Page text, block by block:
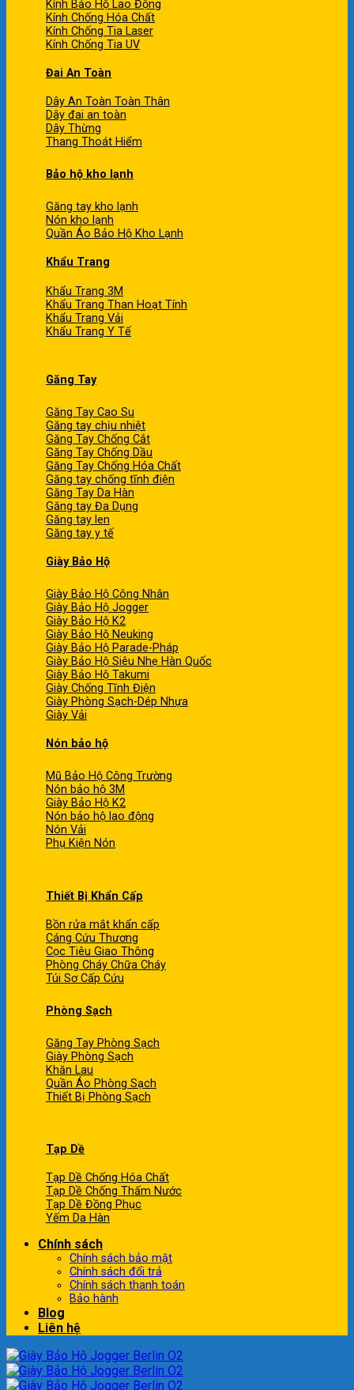
Kính Bảo Hộ Lao Động
Kính Chống Hóa Chất
Kính Chống Tia Laser
Kính Chống Tia UV
Đai An Toàn
Dây An Toàn Toàn Thân
Dây đai an toàn
Dây Thừng
Thang Thoát Hiểm
Bảo hộ kho lạnh
Găng tay kho lạnh
Nón kho lạnh
Quần Áo Bảo Hộ Kho Lạnh
Khẩu Trang
Khẩu Trang 3M
Khẩu Trang Than Hoạt Tính
Khẩu Trang Vải
Khẩu Trang Y Tế
Găng Tay
Găng Tay Cao Su
Găng tay chịu nhiệt
Găng Tay Chống Cắt
Găng Tay Chống Dầu
Găng Tay Chống Hóa Chất
Găng tay chống tĩnh điện
Găng Tay Da Hàn
Găng tay Đa Dụng
Găng tay len
Găng tay y tế
Giày Bảo Hộ
Giày Bảo Hộ Công Nhân
Giày Bảo Hộ Jogger
Giày Bảo Hộ K2
Giày Bảo Hộ Neuking
Giày Bảo Hộ Parade-Pháp
Giày Bảo Hộ Siêu Nhẹ Hàn Quốc
Giày Bảo Hộ Takumi
Giày Chống Tĩnh Điện
Giày Phòng Sạch-Dép Nhựa
Giày Vải
Nón bảo hộ
Mũ Bảo Hộ Công Trường
Nón bảo hộ 3M
Giày Bảo Hộ K2
Nón bảo hộ lao động
Nón Vải
Phụ Kiện Nón
Thiết Bị Khẩn Cấp
Bồn rửa mắt khẩn cấp
Cáng Cứu Thương
Cọc Tiêu Giao Thông
Phòng Cháy Chữa Cháy
Túi Sơ Cấp Cứu
Phòng Sạch
Găng Tay Phòng Sạch
Giày Phòng Sạch
Khăn Lau
Quần Áo Phòng Sạch
Thiết Bị Phòng Sạch
Tạp Dề
Tạp Dề Chống Hóa Chất
Tạp Dề Chống Thấm Nước
Tạp Dề Đồng Phục
Yếm Da Hàn
Chính sách
Chính sách bảo mật
Chính sách đổi trả
Chính sách thanh toán
Bảo hành
Blog
Liên hệ